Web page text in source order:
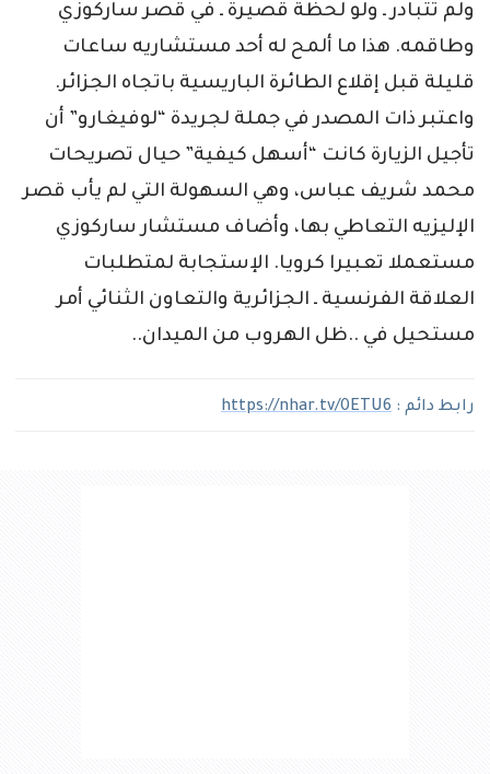
ولم تتبادر ـ ولو لحظة قصيرة ـ في قصر ساركوزي
وطاقمه. هذا ما ألمح له أحد مستشاريه ساعات
قليلة قبل إقلاع الطائرة الباريسية باتجاه الجزائر.
واعتبر ذات المصدر في جملة لجريدة “لوفيغارو” أن
تأجيل الزيارة كانت “أسهل كيفية” حيال تصريحات
محمد شريف عباس، وهي السهولة التي لم يأب قصر
الإليزيه التعاطي بها، وأضاف مستشار ساركوزي
مستعملا تعبيرا كرويا. الإستجابة لمتطلبات
العلاقة الفرنسية ـ الجزائرية والتعاون الثنائي أمر
مستحيل في ..ظل الهروب من الميدان..
رابط دائم : https://nhar.tv/0ETU6